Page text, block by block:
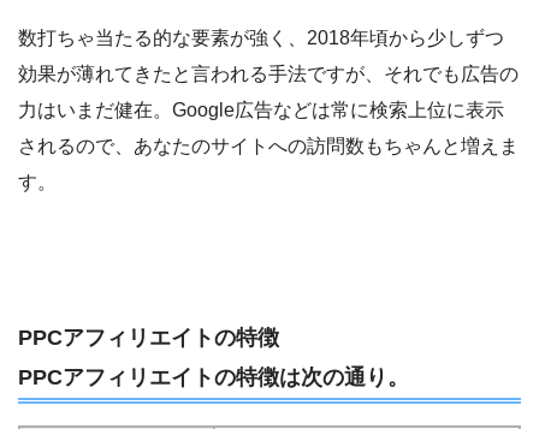
数打ちゃ当たる的な要素が強く、2018年頃から少しずつ
効果が薄れてきたと言われる手法ですが、それでも広告の
力はいまだ健在。Google広告などは常に検索上位に表示
されるので、あなたのサイトへの訪問数もちゃんと増えま
す。
PPCアフィリエイトの特徴
PPCアフィリエイトの特徴は次の通り。